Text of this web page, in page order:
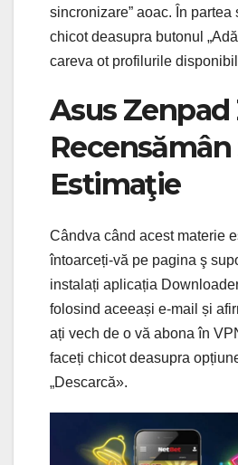
sincronizare” aoac. În partea
chicot deasupra butonul
careva ot profilurile
Asus Zenpad
Recensămân
Estimaţie
Cândva când acest materie
întoarceți-vă pe pagina ş
instalați aplicația
folosind aceeași e-mail și
ați vech de o vă abona în
faceți chicot deasupra
„Descarcă».